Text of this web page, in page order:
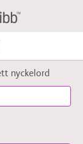
nyckelord